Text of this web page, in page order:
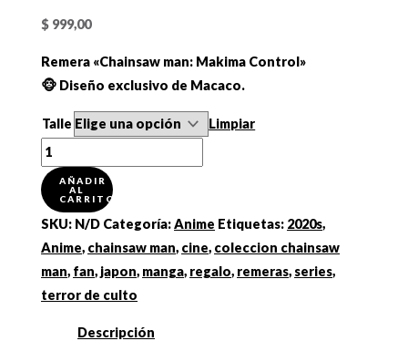
$ 999,00
Remera «Chainsaw man: Makima Control»
🐵 Diseño exclusivo de Macaco.
Talle
Limpiar
Remera
"Chainsaw
Man:
Makima
Control"
cantidad
AÑADIR
AL
CARRITO
SKU: N/D Categoría:Anime Etiquetas: 2020s,
Anime, chainsaw man, cine, coleccion chainsaw
man, fan, japon, manga, regalo, remeras, series,
terror de culto
Descripción